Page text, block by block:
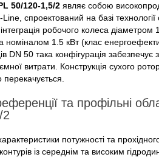
50/120-1,5/2 являє собою
Line, спроектований на базі
інтеграція робочого колеса
номіналом 1.5 кВт (клас
DN 50 така конфігурація забезпечує
витрати. Конструкція сухого
та профільні
2
потужності та
із середнім та високим